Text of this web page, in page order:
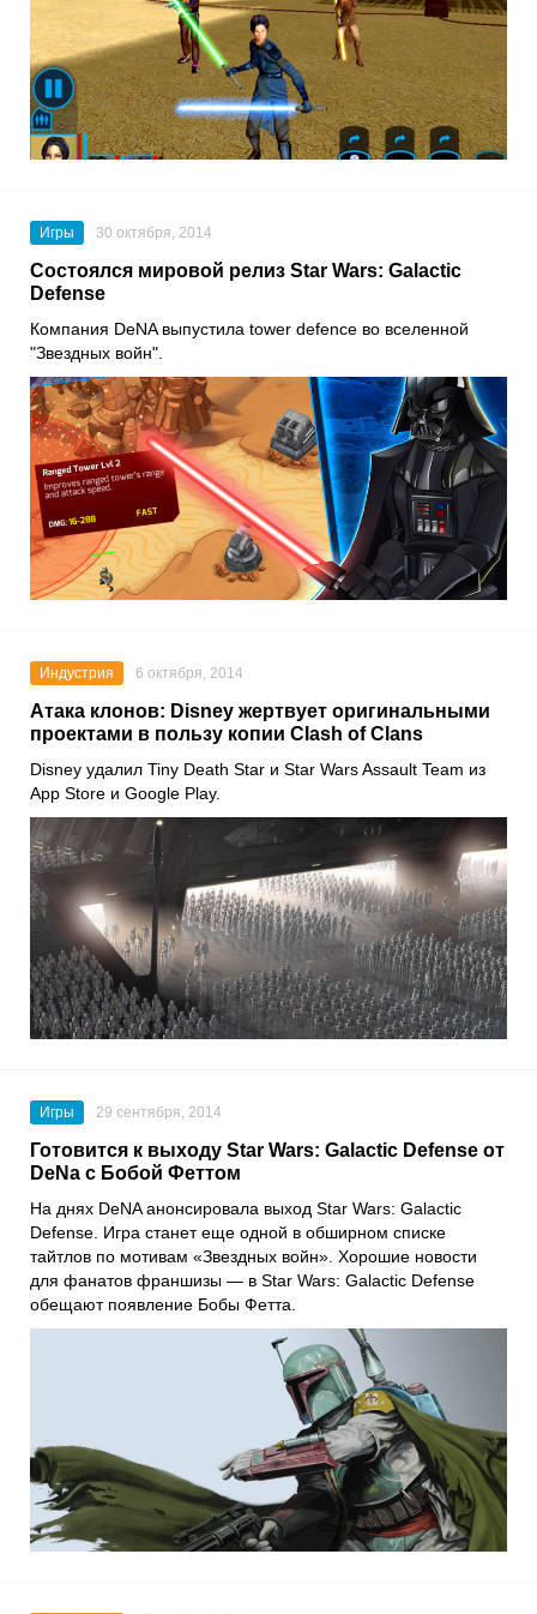
Игры 30 октября, 2014
Состоялся мировой релиз Star Wars: Galactic
Defense
Компания DeNA выпустила tower defence во вселенной
"Звездных войн".
Индустрия 6 октября, 2014
Атака клонов: Disney жертвует оригинальными
проектами в пользу копии Clash of Clans
Disney удалил Tiny Death Star и Star Wars Assault Team из
App Store и Google Play.
Игры 29 сентября, 2014
Готовится к выходу Star Wars: Galactic Defense от
DeNa c Бобой Феттом
На днях DeNA анонсировала выход Star Wars: Galactic
Defense. Игра станет еще одной в обширном списке
тайтлов по мотивам «Звездных войн». Хорошие новости
для фанатов франшизы — в Star Wars: Galactic Defense
обещают появление Бобы Фетта.